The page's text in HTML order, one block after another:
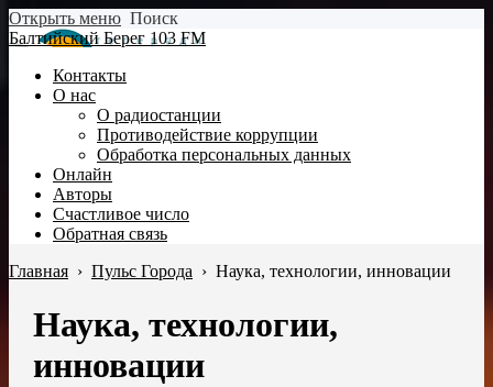
Открыть меню Поиск
Балтийский Берег 103 FM
Контакты
О нас
О радиостанции
Противодействие коррупции
Обработка персональных данных
Онлайн
Авторы
Счастливое число
Обратная связь
Главная › Пульс Города › Наука, технологии, инновации
Наука, технологии,
инновации